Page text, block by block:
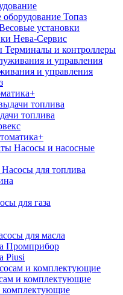
оборудование Топаз
установки
Нева-Сервис
Терминалы и контроллеры
и управления
топлива
Насосы и насосные
Насосы для топлива
для газа
для масла
Промприбор
Piusi
и комплектующие